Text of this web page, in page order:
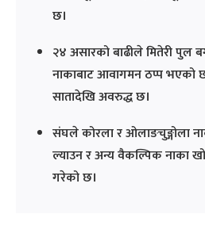
छ।
२४ असारको बाढीले मितेरी पुल
नाकाबाट आवागमन ठप्प भएको
सातादेखि अवरुद्ध छ।
संघले कोरला र ओलाङचुङ्गोला
ल्याउन र अन्य वैकल्पिक नाका
गरेको छ।